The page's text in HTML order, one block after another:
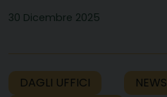
30 Dicembre 2025
DAGLI UFFICI
NEWS